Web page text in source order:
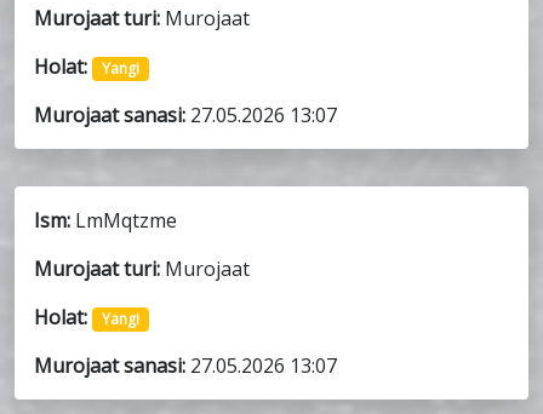
Murojaat turi: Murojaat
Holat:
Yangi
Murojaat sanasi: 27.05.2026 13:07
Ism: LmMqtzme
Murojaat turi: Murojaat
Holat:
Yangi
Murojaat sanasi: 27.05.2026 13:07